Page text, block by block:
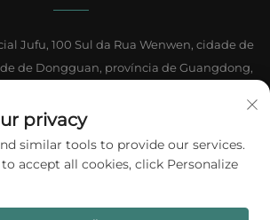
Jufu, 100 Sul da Rua Wenwen, cidade de
de Dongguan, província de Guangdong,
privacy
similar tools to provide our services.
accept all cookies, click Personalize